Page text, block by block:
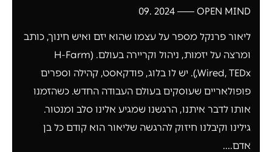
OPEN MIND
2024 .09
ליאור פרנקל מספר על עצמו שהוא יזם ואיש חינוך, כותב
ומרצה על יזמות, ניהול וקריירה בעולם. (H-Farm
,Wired, TEDx). יש לו בלוג, פודקאסט, קהילה וספרים
פופולאריים שעוסקים בעולם העבודה החדש. כשהזמנו
אותו לדבר איתנו, הרגשנו שמגיע אלינו סלב ומנטור.
גילינו וקיבלנו חיזוק להרגשה שליאור הוא קודם כל בן
אדם....